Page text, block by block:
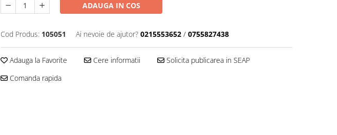
ADAUGA IN COS
Cod Produs: 105051 Ai nevoie de ajutor? 0215553652 / 0755827438
Adauga la Favorite Cere informatii
Solicita publicarea in SEAP
Comanda rapida